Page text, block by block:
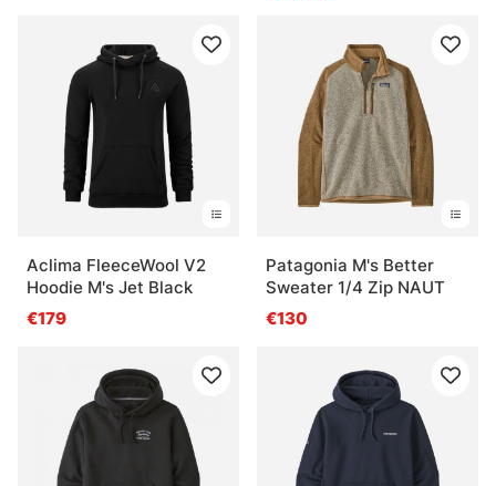
Aclima FleeceWool V2
Hoodie M's Jet Black
€179
Patagonia M's Better
Sweater 1/4 Zip NAUT
€130